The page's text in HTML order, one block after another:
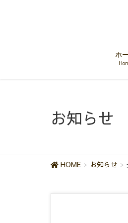
ホ
お知らせ
HOME お知らせ